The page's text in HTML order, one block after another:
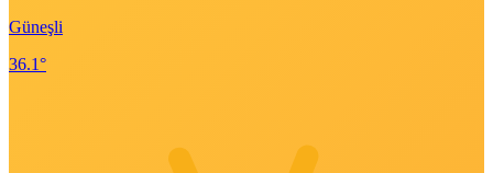
Güneşli
36.1°